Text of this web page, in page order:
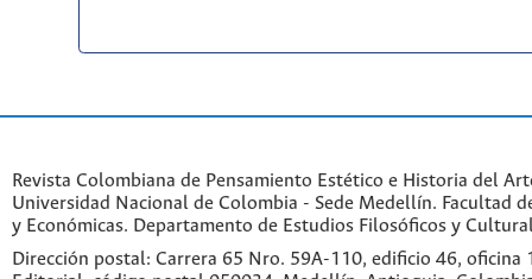
Revista Colombiana de Pensamiento Estético e Historia del
Universidad Nacional de Colombia - Sede Medellín. Facultad
y Económicas. Departamento de Estudios Filosóficos y
Dirección postal: Carrera 65 Nro. 59A-110, edificio 46, oficina